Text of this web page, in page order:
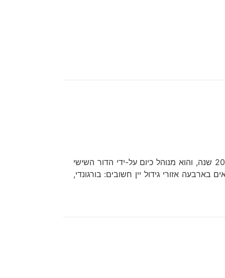
יקב אלברט בישו נוסד לפני קרוב ל-200 שנה, והוא מנוהל כיום על-ידי הדור השישי
אזורי גידול יין חשובים: בורגונדי,